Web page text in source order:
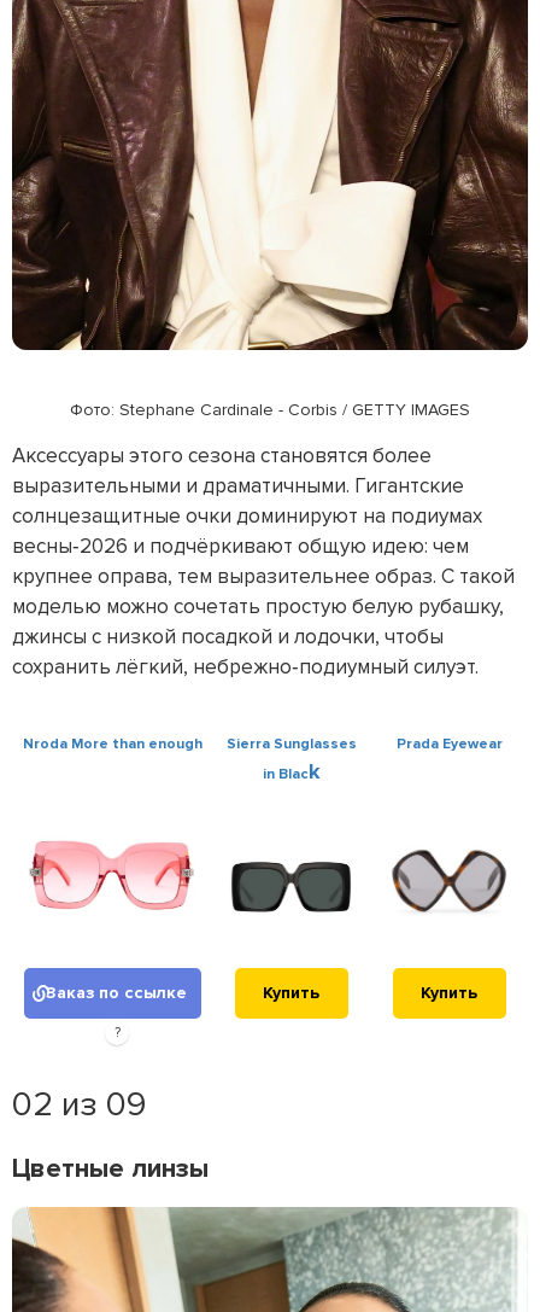
Фото: Stephane Cardinale - Corbis / GETTY IMAGES
Аксессуары этого сезона становятся более
выразительными и драматичными. Гигантские
солнцезащитные очки доминируют на подиумах
весны‑2026 и подчёркивают общую идею: чем
крупнее оправа, тем выразительнее образ. С такой
моделью можно сочетать простую белую рубашку,
джинсы с низкой посадкой и лодочки, чтобы
сохранить лёгкий, небрежно‑подиумный силуэт.
Nroda More than enough
Sierra Sunglasses
in Black
Prada Eyewear
Заказ по ссылке
?
Купить Купить
02 из 09
Цветные линзы